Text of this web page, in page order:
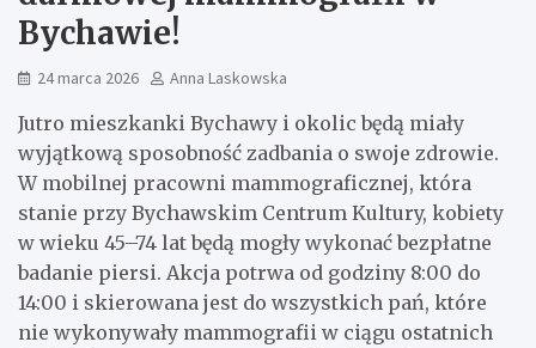
Bychawie!
24 marca 2026 Anna Laskowska
Jutro mieszkanki Bychawy i okolic będą miały
wyjątkową sposobność zadbania o swoje zdrowie.
W mobilnej pracowni mammograficznej, która
stanie przy Bychawskim Centrum Kultury, kobiety
w wieku 45–74 lat będą mogły wykonać bezpłatne
badanie piersi. Akcja potrwa od godziny 8:00 do
14:00 i skierowana jest do wszystkich pań, które
nie wykonywały mammografii w ciągu ostatnich